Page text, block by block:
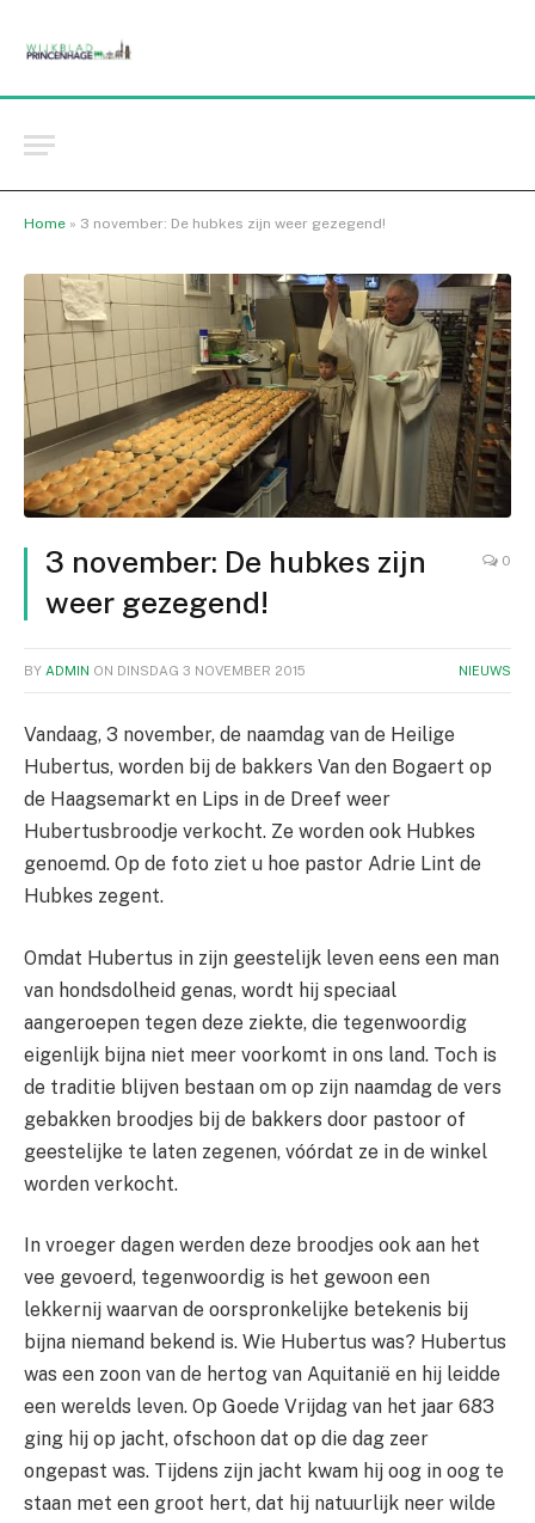
Home » 3 november: De hubkes zijn weer gezegend!
3 november: De hubkes zijn
weer gezegend!
0
BY ADMIN ON DINSDAG 3 NOVEMBER 2015 NIEUWS
Vandaag, 3 november, de naamdag van de Heilige
Hubertus, worden bij de bakkers Van den Bogaert op
de Haagsemarkt en Lips in de Dreef weer
Hubertusbroodje verkocht. Ze worden ook Hubkes
genoemd. Op de foto ziet u hoe pastor Adrie Lint de
Hubkes zegent.
Omdat Hubertus in zijn geestelijk leven eens een man
van hondsdolheid genas, wordt hij speciaal
aangeroepen tegen deze ziekte, die tegenwoordig
eigenlijk bijna niet meer voorkomt in ons land. Toch is
de traditie blijven bestaan om op zijn naamdag de vers
gebakken broodjes bij de bakkers door pastoor of
geestelijke te laten zegenen, vóórdat ze in de winkel
worden verkocht.
In vroeger dagen werden deze broodjes ook aan het
vee gevoerd, tegenwoordig is het gewoon een
lekkernij waarvan de oorspronkelijke betekenis bij
bijna niemand bekend is. Wie Hubertus was? Hubertus
was een zoon van de hertog van Aquitanië en hij leidde
een werelds leven. Op Goede Vrijdag van het jaar 683
ging hij op jacht, ofschoon dat op die dag zeer
ongepast was. Tijdens zijn jacht kwam hij oog in oog te
staan met een groot hert, dat hij natuurlijk neer wilde